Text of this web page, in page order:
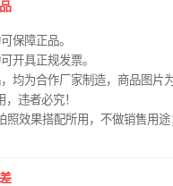
保障正品。
开具正规发票。
均为合作厂家制造，商品图片
违者必究！
照效果搭配所用，不做销售用途